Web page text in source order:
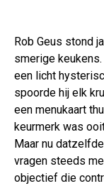
Rob Geus stond
smerige
een licht
spoorde hij elk
een menukaart
keurmerk was
Maar nu
vragen steeds
objectief die